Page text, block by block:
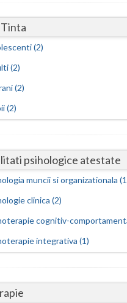
Gorj
Maramures
Neamt
(2)
(2)
(2)
(2)
psihologice atestate
muncii si organizationala
clinica (2)
cognitiv-
integrativa (1)